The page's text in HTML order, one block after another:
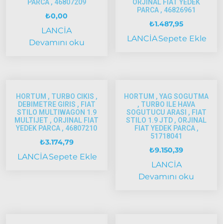
2006 –
Modeller
Tipo &
Uno
Tipo
Fiorino
PARCA , 46807209
₺0,00
LANCİA
Devamını oku
ORJINAL FIAT YEDEK
PARCA , 46826961
₺1.487,95
LANCİASepete Ekle
HORTUM , TURBO CIKIS ,
DEBIMETRE GIRIS , FIAT
STILO MULTIWAGON 1.9
MULTIJET , ORJINAL FIAT
YEDEK PARCA , 46807210
₺3.174,79
LANCİASepete Ekle
HORTUM , YAG SOGUTMA
, TURBO ILE HAVA
SOGUTUCU ARASI , FIAT
STILO 1.9 JTD , ORJINAL
FIAT YEDEK PARCA ,
51718041
₺9.150,39
LANCİA
Devamını oku